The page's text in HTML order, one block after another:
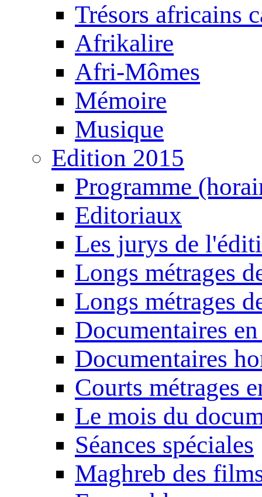
Trésors africains
Afrikalire
Afri-Mômes
Mémoire
Musique
Edition 2015
Programme
Editoriaux
Les jurys de
Longs métrages
Longs métrages
Documentaires
Documentaires
Courts métrages
Le mois du
Séances spéciales
Maghreb des